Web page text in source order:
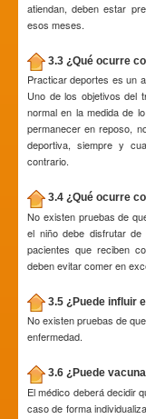
atiendan, deben estar
esos meses.
3.3 ¿Qué ocurre
Practicar deportes es un
Uno de los objetivos del
normal en la medida de
permanecer en reposo,
deportiva, siempre y
contrario.
3.4 ¿Qué ocurre
No existen pruebas de
el niño debe disfrutar
pacientes que reciben
deben evitar comer en
3.5 ¿Puede influir
No existen pruebas de
enfermedad.
3.6 ¿Puede
El médico deberá decidir
caso de forma